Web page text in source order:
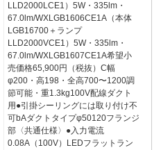
LLD2000LCE1）5W・335lm・
67.0lm/WXLGB1606CE1A（本体
LGB16700＋ランプ
LLD2000VCE1）5W・335lm・
67.0lm/WXLGB1607CE1A希望小
売価格65,900円（税抜）C幅
φ200・高198・全高700〜1200調
節可能・重1.3kg100V配線ダクト
用●引掛シーリングには取り付け不
可bAダクトタイプφ50120フランジ
部〈共通仕様〉●入力電流
0.08A（100V）LEDフラットラン